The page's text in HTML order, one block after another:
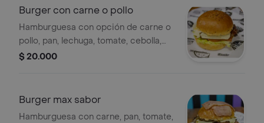
Burger con carne o pollo
Hamburguesa con opción de carne o
pollo, pan, lechuga, tomate, cebolla,
jamón, queso cheddar y salsa tártara.
$ 20.000
Burger max sabor
Hamburguesa con carne, pan, tomate,